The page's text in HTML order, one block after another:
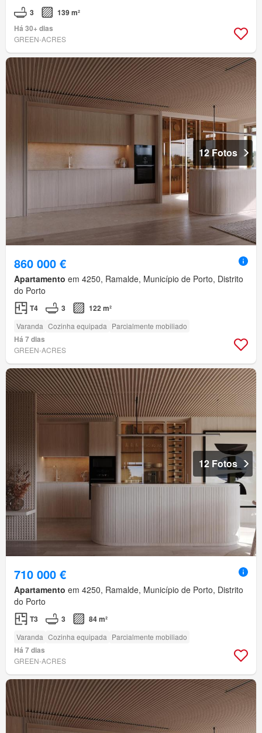
3
139 m²
Há 30+ dias
GREEN-ACRES
12 Fotos
860 000 €
Apartamento em 4250, Ramalde, Município de Porto, Distrito
do Porto
T4 3 122 m²
Varanda Cozinha equipada Parcialmente mobiliado
Há 7 dias
GREEN-ACRES
12 Fotos
710 000 €
Apartamento em 4250, Ramalde, Município de Porto, Distrito
do Porto
T3 3 84 m²
Varanda Cozinha equipada Parcialmente mobiliado
Há 7 dias
GREEN-ACRES